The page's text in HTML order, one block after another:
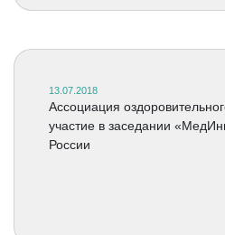
13.07.2018
Ассоциация
участие в заседании
России